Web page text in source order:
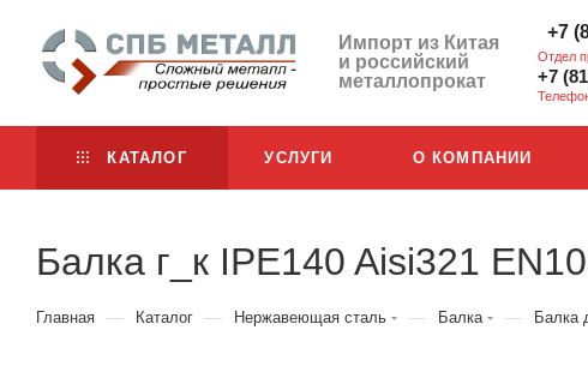
Импорт из Китая
и российский
металлопрокат
+7
Отдел
+7
КАТАЛОГ УСЛУГИ О КОМПАНИИ
Балка г_к IPE140 Aisi321
Главная — Каталог — Нержавеющая сталь — Балка — Балка